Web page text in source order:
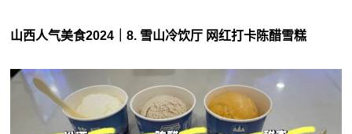
山西人气美食2024｜8. 雪山冷饮厅 网红打卡陈醋雪糕